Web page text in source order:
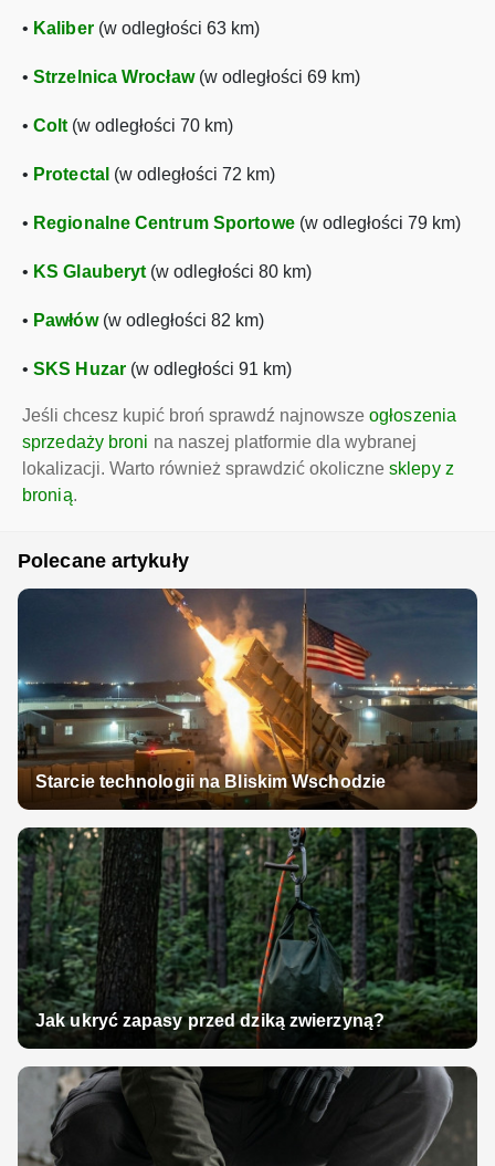
• Kaliber(w odległości 63 km)
• Strzelnica Wrocław(w odległości 69 km)
• Colt (w odległości 70 km)
• Protectal (w odległości 72 km)
• Regionalne Centrum Sportowe(w odległości 79 km)
• KS Glauberyt (w odległości 80 km)
• Pawłów(w odległości 82 km)
• SKS Huzar(w odległości 91 km)
Jeśli chcesz kupić broń sprawdź najnowsze ogłoszenia
sprzedaży broni na naszej platformie dla wybranej
lokalizacji. Warto również sprawdzić okoliczne sklepy z
bronią.
Polecane artykuły
Starcie technologii na Bliskim Wschodzie
Jak ukryć zapasy przed dziką zwierzyną?